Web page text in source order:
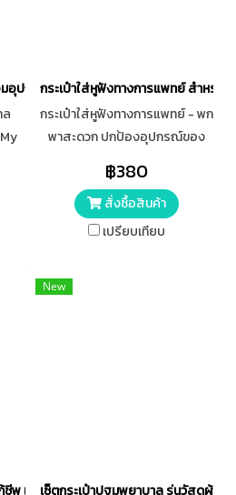
อุปกรณ์ 30 รายการ Emergency
กระเป๋าใส่หูฟังทางการแพทย์ สำหรั
กระเป๋าใส่หูฟังทางการแพทย์ - พก
พาสะดวก ปกป้องอุปกรณ์ของ
แพทย์และอุปกรณ์เสริม วัสดุแข็ง
แรง: ป้องกันแรงกระแทกและรอย
ขีดข่วน
฿380
สั่งซื้อสินค้า
เปรียบเทียบ
พ เป้ปฐมพยาบาล EMERGENCY RESCUE
New
เซ็ตกระเป๋าปฐมพยาบาล รุ่นวัสดุผ้า